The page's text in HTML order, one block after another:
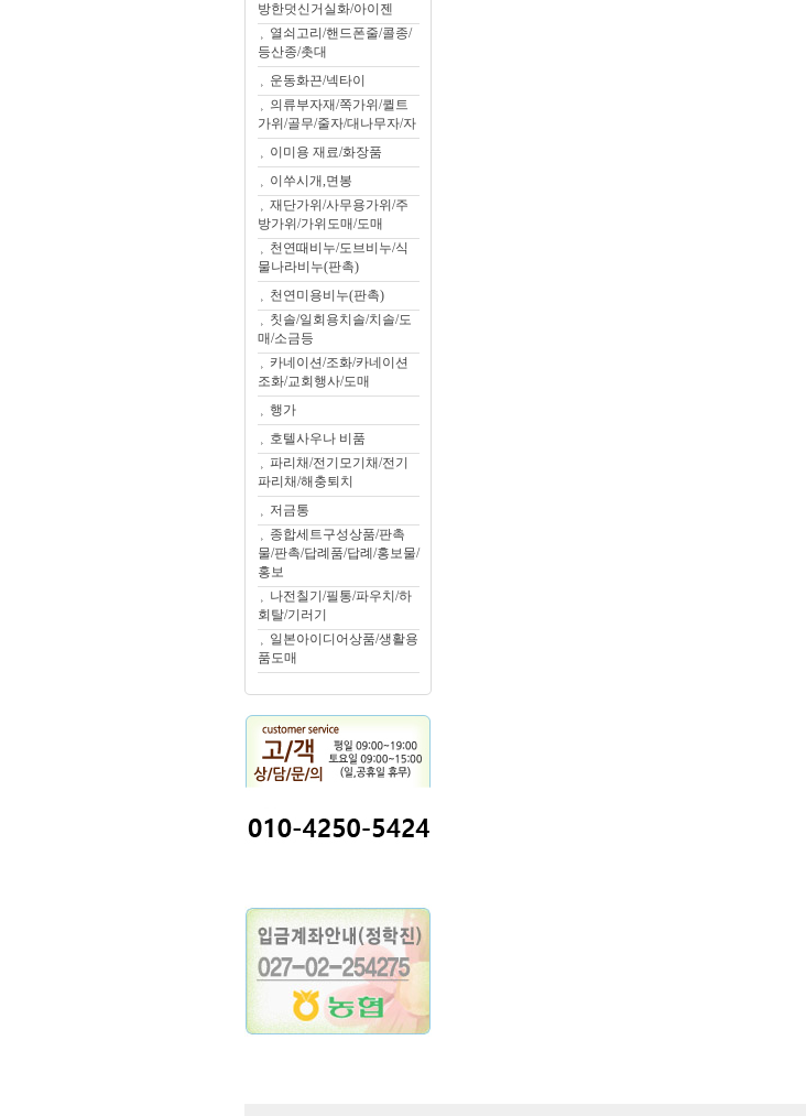
방한덧신거실화/아이젠
열쇠고리/핸드폰줄/콜종/
등산종/촛대
운동화끈/넥타이
의류부자재/쪽가위/퀼트
가위/골무/줄자/대나무자/자
이미용 재료/화장품
이쑤시개,면봉
재단가위/사무용가위/주
방가위/가위도매/도매
천연때비누/도브비누/식
물나라비누(판촉)
천연미용비누(판촉)
칫솔/일회용치솔/치솔/도
매/소금등
카네이션/조화/카네이션
조화/교회행사/도매
행가
호텔사우나 비품
파리채/전기모기채/전기
파리채/해충퇴치
저금통
종합세트구성상품/판촉
물/판촉/답례품/답례/홍보물/
홍보
나전칠기/필통/파우치/하
회탈/기러기
일본아이디어상품/생활용
품도매